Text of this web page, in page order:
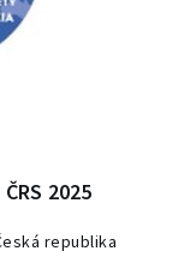
2025
republika